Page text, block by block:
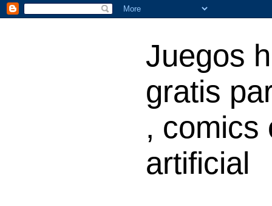
Juegos
gratis
, comics
artificial